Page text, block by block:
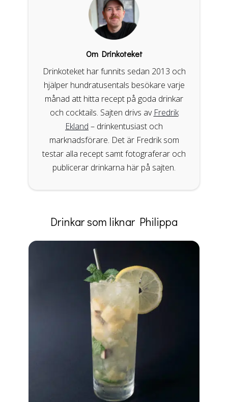
Om Drinkoteket
Drinkoteket har funnits sedan 2013 och
hjälper hundratusentals besökare varje
månad att hitta recept på goda drinkar
och cocktails. Sajten drivs av Fredrik
Ekland – drinkentusiast och
marknadsförare. Det är Fredrik som
testar alla recept samt fotograferar och
publicerar drinkarna här på sajten.
Drinkar som liknar Philippa